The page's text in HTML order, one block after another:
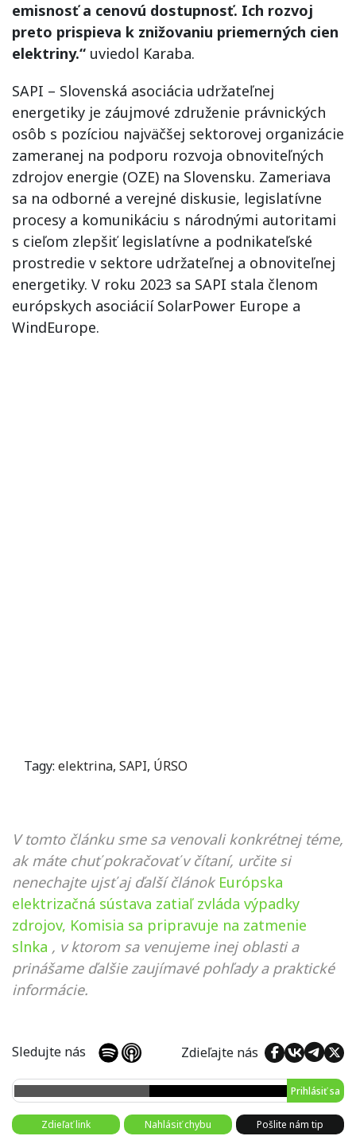
emisnosť a cenovú dostupnosť. Ich rozvoj
preto prispieva k znižovaniu priemerných cien
elektriny.“ uviedol Karaba.
SAPI – Slovenská asociácia udržateľnej
energetiky je záujmové združenie právnických
osôb s pozíciou najväčšej sektorovej organizácie
zameranej na podporu rozvoja obnoviteľných
zdrojov energie (OZE) na Slovensku. Zameriava
sa na odborné a verejné diskusie, legislatívne
procesy a komunikáciu s národnými autoritami
s cieľom zlepšiť legislatívne a podnikateľské
prostredie v sektore udržateľnej a obnoviteľnej
energetiky. V roku 2023 sa SAPI stala členom
európskych asociácií SolarPower Europe a
WindEurope.
Tagy: elektrina, SAPI, ÚRSO
V tomto článku sme sa venovali konkrétnej téme,
ak máte chuť pokračovať v čítaní, určite si
nenechajte ujsť aj ďalší článok Európska
elektrizačná sústava zatiaľ zvláda výpadky
zdrojov, Komisia sa pripravuje na zatmenie
slnka , v ktorom sa venujeme inej oblasti a
prinášame ďalšie zaujímavé pohľady a praktické
informácie.
Sledujte nás Zdieľajte nás
Prihlásiť sa
Zdieľať link Nahlásiť chybu Pošlite nám tip